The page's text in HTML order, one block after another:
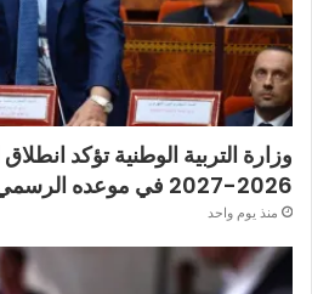
وزارة التربية الوطنية تؤكد
2026-2027 في موعده الرسمي
منذ يوم واحد